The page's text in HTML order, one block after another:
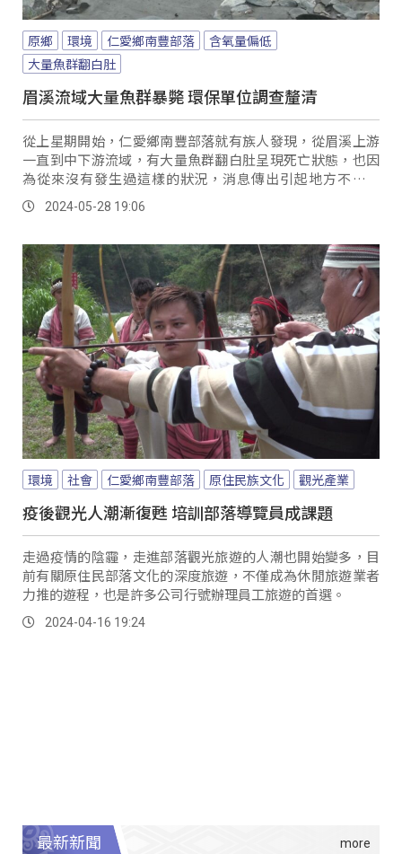
原鄉 環境 仁愛鄉南豐部落
含氧量偏低
大量魚群翻白肚
眉溪流域大量魚群暴斃 環保單位調查釐清
從上星期開始，仁愛鄉南豐部落就有族人發現，從眉溪上游
一直到中下游流域，有大量魚群翻白肚呈現死亡狀態，也因
為從來沒有發生過這樣的狀況，消息傳出引起地方不小恐
慌。2024-05-28 19:06
環境 社會 仁愛鄉南豐部落 原住民族文化 觀光產業
疫後觀光人潮漸復甦 培訓部落導覽員成課題
走過疫情的陰霾，走進部落觀光旅遊的人潮也開始變多，目
前有關原住民部落文化的深度旅遊，不僅成為休閒旅遊業者
力推的遊程，也是許多公司行號辦理員工旅遊的首選。
2024-04-16 19:24
最新新聞